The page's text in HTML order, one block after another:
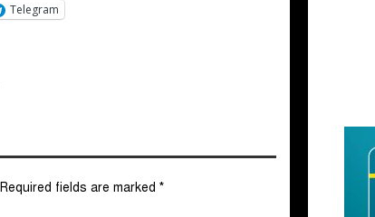
Telegram
Required fields are marked *